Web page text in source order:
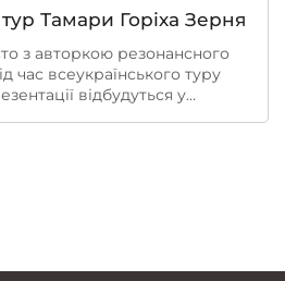
Тамари Горіха Зерня
з авторкою резонансного
час всеукраїнського туру
відбудуться у